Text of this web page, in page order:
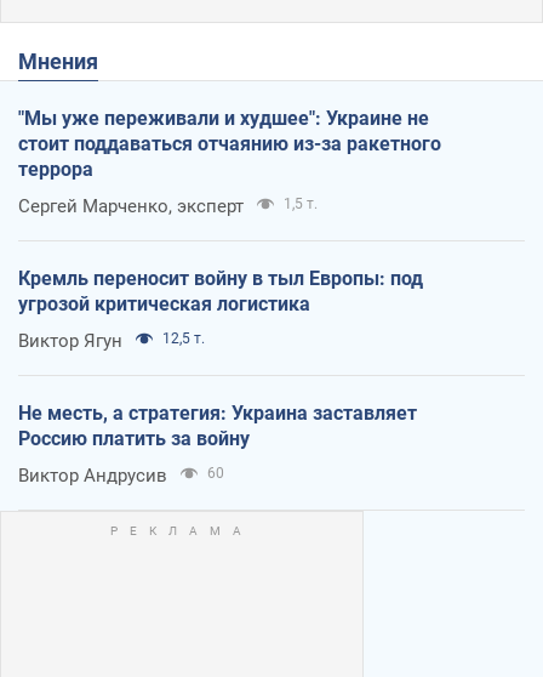
Мнения
"Мы уже переживали и худшее": Украине не
стоит поддаваться отчаянию из-за ракетного
террора
Сергей Марченко, эксперт 1,5 т.
Кремль переносит войну в тыл Европы: под
угрозой критическая логистика
Виктор Ягун 12,5 т.
Не месть, а стратегия: Украина заставляет
Россию платить за войну
Виктор Андрусив 60